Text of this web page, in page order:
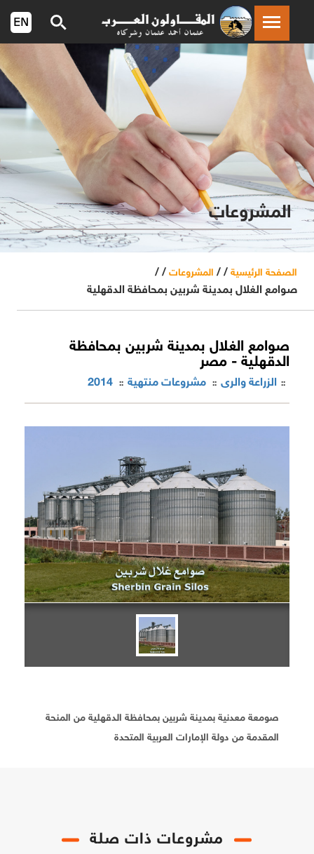
المشروعات
الصفحة الرئيسية / / المشروعات / /
صوامع الغلال بمدينة شربين بمحافظة الدقهلية
صوامع الغلال بمدينة شربين بمحافظة
الدقهلية - مصر
2014:: مشروعات منتهية:: الزراعة والرى ::
صومعة معدنية بمدينة شربين بمحافظة الدقهلية من المنحة
المقدمة من دولة الإمارات العربية المتحدة
مشروعات ذات صلة